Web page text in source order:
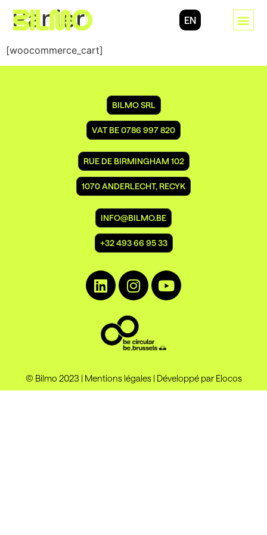
EN
Panier
[woocommerce_cart]
INFO@BILMO.BE
+32 493 66 95 33
RUE DE BIRMINGHAM 102
1070 ANDERLECHT, RECYK
BILMO SRL
VAT BE 0786 997 820
© Bilmo 2023 | Mentions légales| Développé par Elocos